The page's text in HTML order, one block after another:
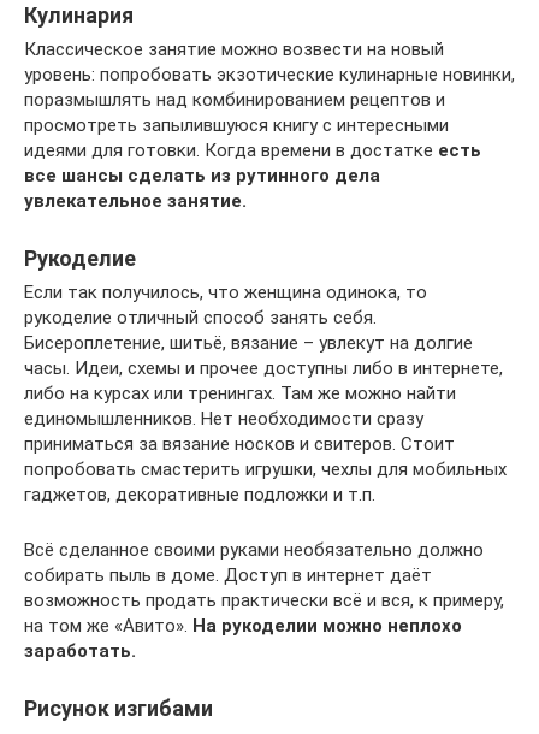
Кулинария
Классическое занятие можно возвести на новый
уровень: попробовать экзотические кулинарные новинки,
поразмышлять над комбинированием рецептов и
просмотреть запылившуюся книгу с интересными
идеями для готовки. Когда времени в достатке есть
все шансы сделать из рутинного дела
увлекательное занятие.
Рукоделие
Если так получилось, что женщина одинока, то
рукоделие отличный способ занять себя.
Бисероплетение, шитьё, вязание – увлекут на долгие
часы. Идеи, схемы и прочее доступны либо в интернете,
либо на курсах или тренингах. Там же можно найти
единомышленников. Нет необходимости сразу
приниматься за вязание носков и свитеров. Стоит
попробовать смастерить игрушки, чехлы для мобильных
гаджетов, декоративные подложки и т.п.
Всё сделанное своими руками необязательно должно
собирать пыль в доме. Доступ в интернет даёт
возможность продать практически всё и вся, к примеру,
на том же «Авито». На рукоделии можно неплохо
заработать.
Рисунок изгибами